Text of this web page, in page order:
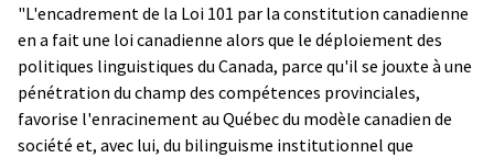
"L'encadrement de la Loi 101 par la constitution canadienne
en a fait une loi canadienne alors que le déploiement des
politiques linguistiques du Canada, parce qu'il se jouxte à une
pénétration du champ des compétences provinciales,
favorise l'enracinement au Québec du modèle canadien de
société et, avec lui, du bilinguisme institutionnel que